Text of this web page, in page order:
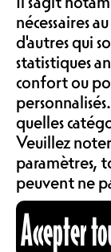
29.-
Un
délicieux
nécessaires
d'autres qui
statistiques
confort ou
quelles
Veuillez
paramètres,
peuvent ne
Accepter